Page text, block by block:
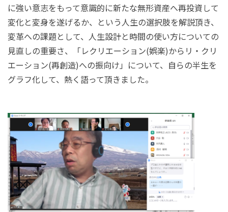
に強い意志をもって意識的に新たな無形資産へ再投資して
変化と変身を遂げるか、という人生の選択肢を解説頂き、
変革への課題として、人生設計と時間の使い方についての
見直しの重要さ、「レクリエーション(娯楽)からリ・クリ
エーション(再創造)への振向け」について、自らの半生を
グラフ化して、熱く語って頂きました。